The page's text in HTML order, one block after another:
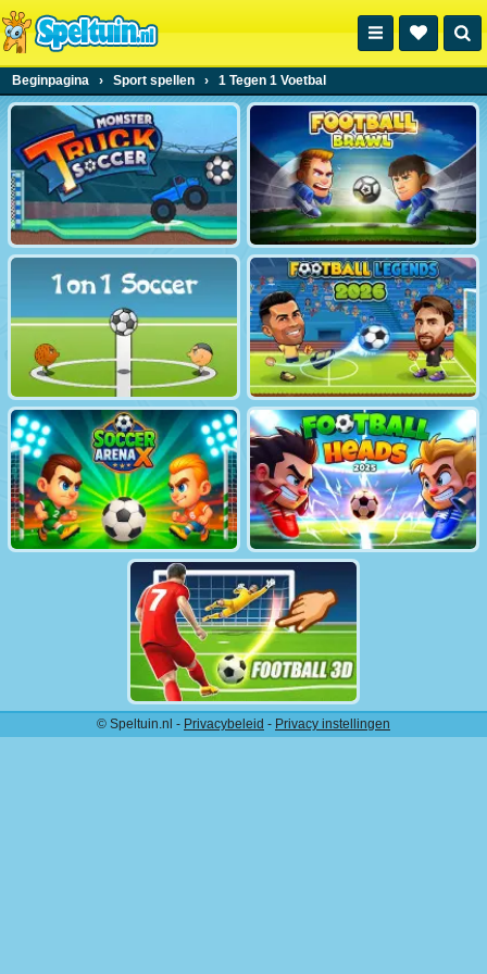
Beginpagina › Sport spellen › 1 Tegen 1 Voetbal
© Speltuin.nl - Privacybeleid - Privacy instellingen